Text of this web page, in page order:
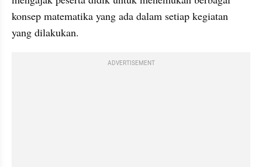
konsep matematika yang ada dalam setiap kegiatan
yang dilakukan.
ADVERTISEMENT